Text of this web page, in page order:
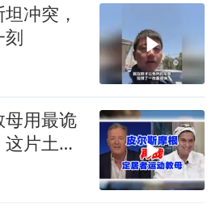
冲突，
刻
母用最诡
片土地
配留下